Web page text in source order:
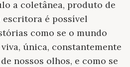
a coletânea, produto de
é possível
como se o mundo
única, constantemente
nossos olhos, e como se